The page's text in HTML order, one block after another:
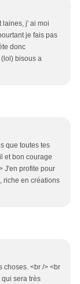
laines, j' ai moi
je fais pas
donc
bisous a
que toutes tes
et bon courage
J'en profite pour
riche en créations
choses. <br /> <br
sera très